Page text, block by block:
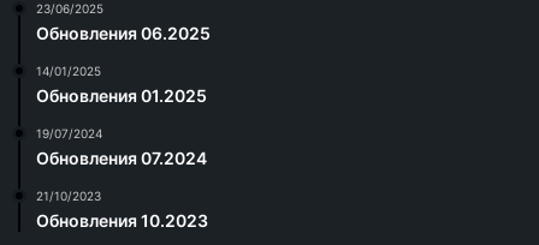
23/06/2025
Обновления 06.2025
14/01/2025
Обновления 01.2025
19/07/2024
Обновления 07.2024
21/10/2023
Обновления 10.2023